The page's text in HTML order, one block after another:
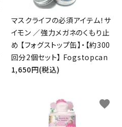
マスクライフの必須アイテム！サ
イモン ／強力メガネのくもり止
め 【フォグストップ缶】・【約300
回分2個セット】 Fogstopcan
1,650円(税込)
favorite